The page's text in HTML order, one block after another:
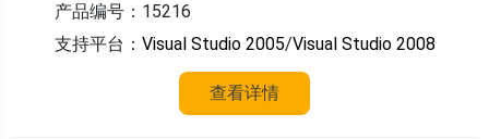
产品编号：15216
支持平台： Visual Studio 2005/Visual Studio 2008
查看详情